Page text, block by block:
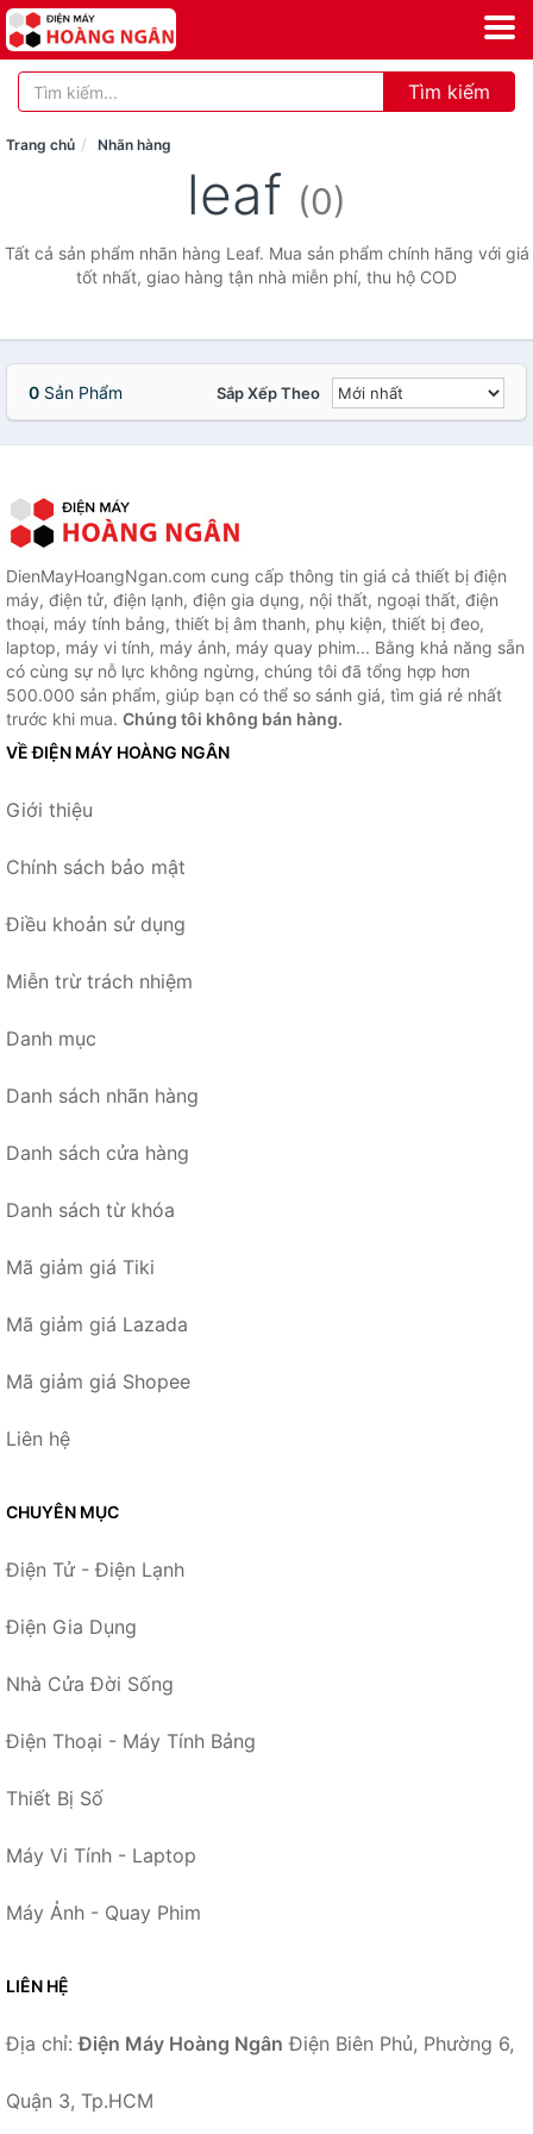
Tìm kiếm
Trang chủ Nhãn hàng
leaf (0)
Tất cả sản phẩm nhãn hàng Leaf. Mua sản phẩm chính hãng với giá
tốt nhất, giao hàng tận nhà miễn phí, thu hộ COD
0 Sản Phẩm Sắp Xếp Theo
DienMayHoangNgan.com cung cấp thông tin giá cả thiết bị điện
máy, điện tử, điện lạnh, điện gia dụng, nội thất, ngoại thất, điện
thoại, máy tính bảng, thiết bị âm thanh, phụ kiện, thiết bị đeo,
laptop, máy vi tính, máy ảnh, máy quay phim... Bằng khả năng sẵn
có cùng sự nỗ lực không ngừng, chúng tôi đã tổng hợp hơn
500.000 sản phẩm, giúp bạn có thể so sánh giá, tìm giá rẻ nhất
trước khi mua. Chúng tôi không bán hàng.
VỀ ĐIỆN MÁY HOÀNG NGÂN
Giới thiệu
Chính sách bảo mật
Điều khoản sử dụng
Miễn trừ trách nhiệm
Danh mục
Danh sách nhãn hàng
Danh sách cửa hàng
Danh sách từ khóa
Mã giảm giá Tiki
Mã giảm giá Lazada
Mã giảm giá Shopee
Liên hệ
CHUYÊN MỤC
Điện Tử - Điện Lạnh
Điện Gia Dụng
Nhà Cửa Đời Sống
Điện Thoại - Máy Tính Bảng
Thiết Bị Số
Máy Vi Tính - Laptop
Máy Ảnh - Quay Phim
LIÊN HỆ
Địa chỉ:Điện Máy Hoàng Ngân Điện Biên Phủ, Phường 6,
Quận 3, Tp.HCM